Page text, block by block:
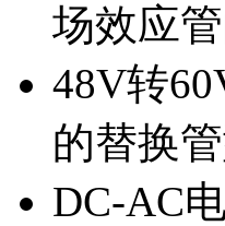
场效应
48V转
的替换
DC-AC